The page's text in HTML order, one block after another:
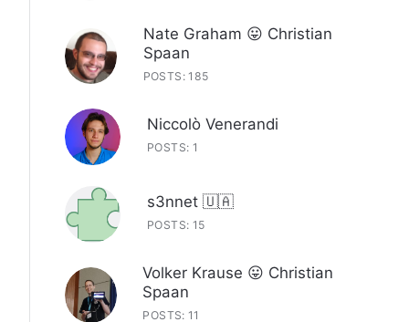
Nate Graham 😛 Christian
Spaan
POSTS: 185
Niccolò Venerandi
POSTS: 1
s3nnet 🇺🇦
POSTS: 15
Volker Krause 😛 Christian
Spaan
POSTS: 11